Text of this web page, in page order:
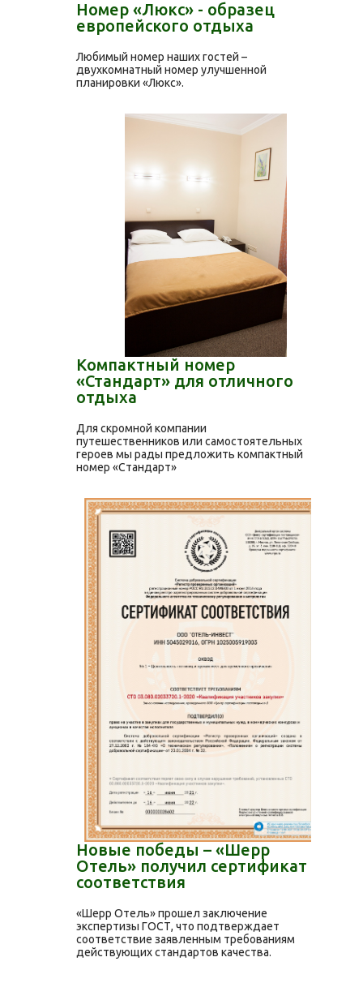
Номер «Люкс» - образец
европейского отдыха
Любимый номер наших гостей –
двухкомнатный номер улучшенной
планировки «Люкс».
Компактный номер
«Стандарт» для отличного
отдыха
Для скромной компании
путешественников или самостоятельных
героев мы рады предложить компактный
номер «Стандарт»
Новые победы – «Шерр
Отель» получил сертификат
соответствия
«Шерр Отель» прошел заключение
экспертизы ГОСТ, что подтверждает
соответствие заявленным требованиям
действующих стандартов качества.